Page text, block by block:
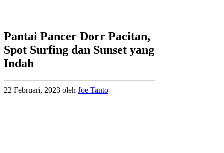
Pantai Pancer Dorr Pacitan,
Spot Surfing dan Sunset yang
Indah
22 Februari, 2023 oleh Joe Tanto